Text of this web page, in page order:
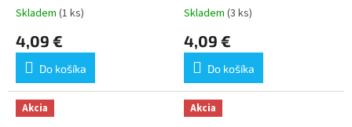
Skladem (1 ks)
4,09 €
Do košíka
Skladem (3 ks)
4,09 €
Do košíka
Akcia Akcia